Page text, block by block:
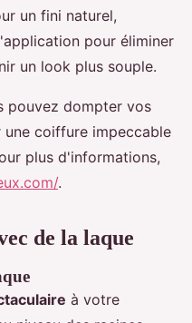
un fini naturel,
pour éliminer
un look plus souple.
pouvez dompter vos
une coiffure impeccable
plus d'informations,
.
de la laque
à votre